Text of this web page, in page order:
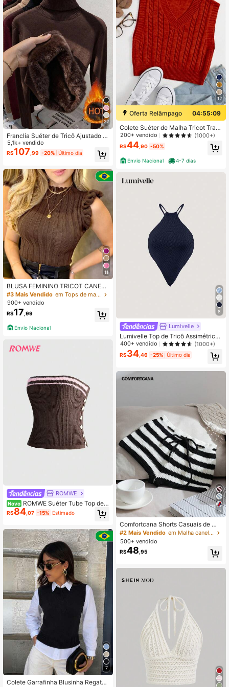
22
Franclia Suéter de Tricô Ajustado c
om Gola Alta, Sem Costura e Gross
o, Versátil para Outono/Inverno
5,1k+ vendido
R$107 ,99 -20% Último dia
11
BLUSA FEMININO TRICOT CANEL
ADO BABADO GARRAFINHA ELEGA
NTE
#3 Mais Vendido
em Tops de malha femininos
900+ vendido
R$17 ,99
Envio Nacional
ROMWE
Novo ROMWE Suéter Tube Top de T
ricô Listrado com Blocos de Cor Ret
rô Y2K para Mulheres, Outono/Inver
R$84 ,07 -15% Estimado
7
Colete Garrafinha Blusinha Regata
12
Oferta Relâmpago
04:55:08
Colete Suéter de Malha Tricot Tran
ça Decote em V Outono Inverno
200+ vendido (1000+)
R$44 ,90 -50%
Envio Nacional 4-7 dias
8
Lumivelle
Lumivelle Top de Tricô Assimétrica
com Nó Nas Costas, Estilo Minimali
sta e Sexy para Férias, Cor Sólida, V
erão
400+ vendido (1000+)
R$34 ,46 -25% Último dia
5
Comfortcana Shorts Casuais de Ma
lha com Cordão na Cintura e Listras
para Mulheres
#2 Mais Vendido
em Malha canelada Calças de suéter femininas
500+ vendido
R$48 ,95